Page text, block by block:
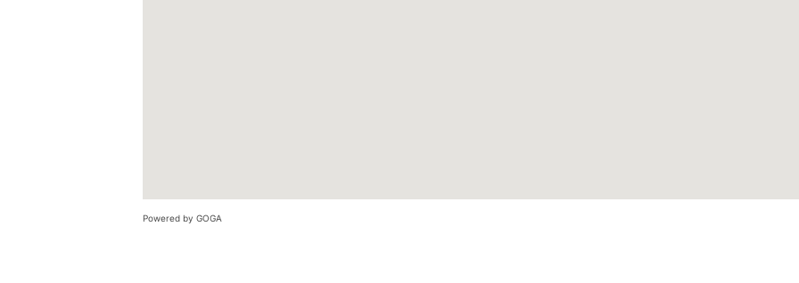
Powered by GOGA